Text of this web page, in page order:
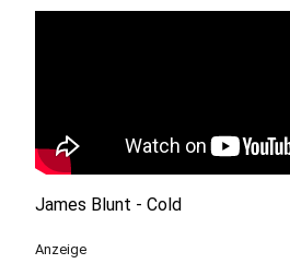
James Blunt - Cold
Anzeige